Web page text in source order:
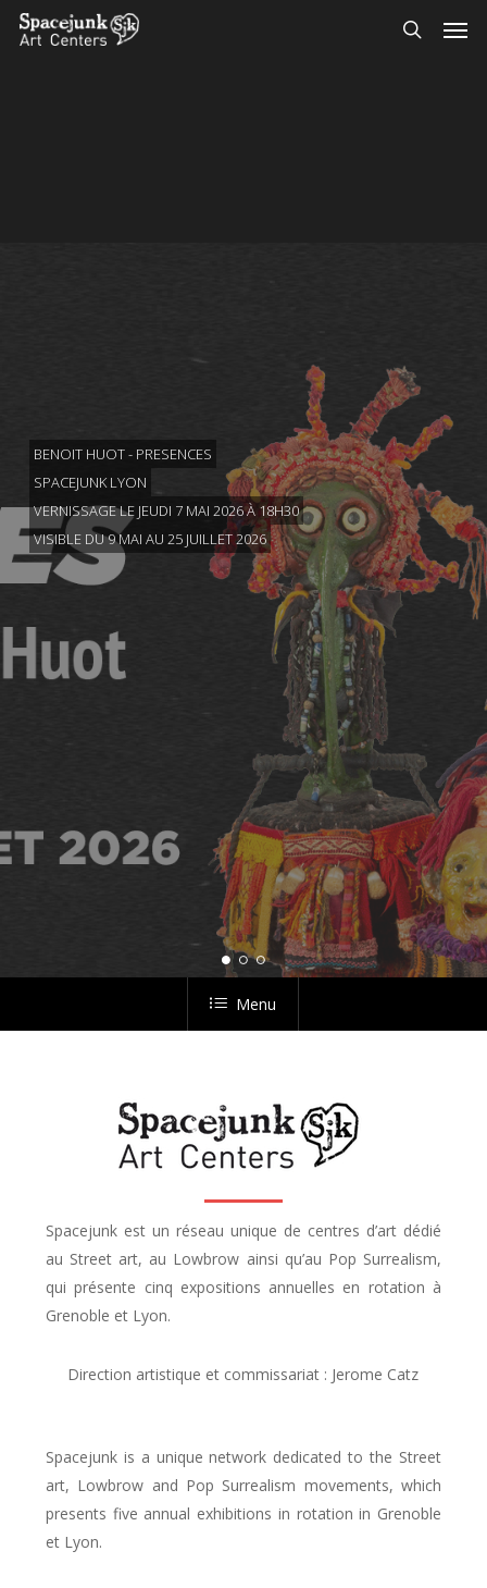
Skip
BENOIT HUOT - PRESENCES
SPACEJUNK LYON
VERNISSAGE LE JEUDI 7 MAI 2026 À 18H30
VISIBLE DU 9 MAI AU 25 JUILLET 2026
Menu
Spacejunk est un réseau unique de centres d’art dédié
au Street art, au Lowbrow ainsi qu’au Pop Surrealism,
qui présente cinq expositions annuelles en rotation à
Grenoble et Lyon.
Direction artistique et commissariat : Jerome Catz
Spacejunk is a unique network dedicated to the Street
art, Lowbrow and Pop Surrealism movements, which
presents five annual exhibitions in rotation in Grenoble
et Lyon.